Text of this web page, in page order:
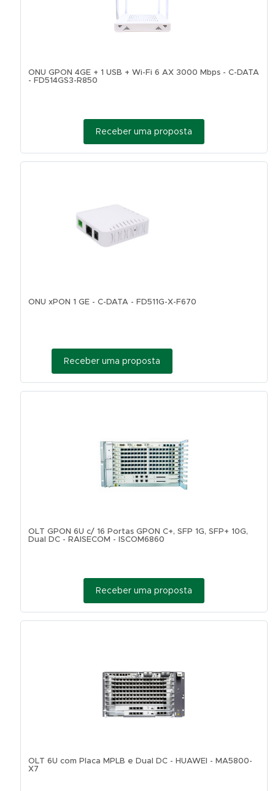
ONU GPON 4GE + 1 USB + Wi-Fi 6 AX 3000 Mbps - C-DATA
- FD514GS3-R850
Receber uma proposta
ONU xPON 1 GE - C-DATA - FD511G-X-F670
Receber uma proposta
OLT GPON 6U c/ 16 Portas GPON C+, SFP 1G, SFP+ 10G,
Dual DC - RAISECOM - ISCOM6860
Receber uma proposta
OLT 6U com Placa MPLB e Dual DC - HUAWEI - MA5800-
X7